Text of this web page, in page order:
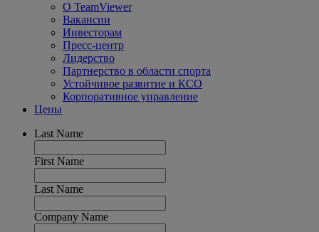
О TeamViewer
Вакансии
Инвесторам
Пресс-центр
Лидерство
Партнерство в области спорта
Устойчивое развитие и КСО
Корпоративное управление
Цены
Last Name
First Name
Last Name
Company Name